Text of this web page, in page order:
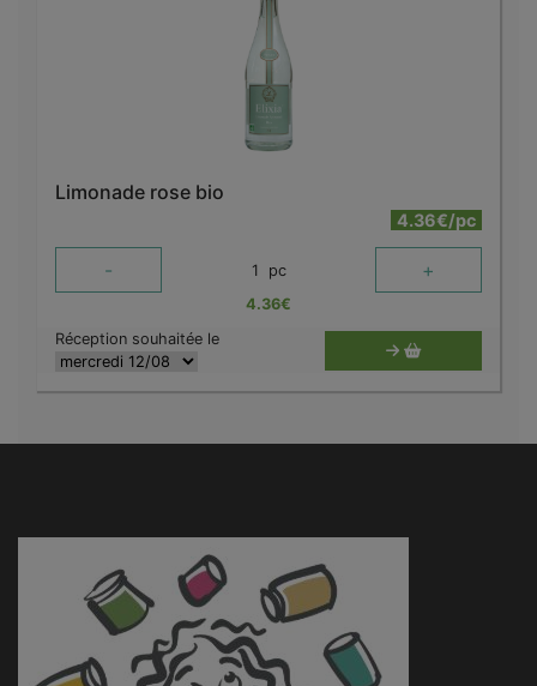
Limonade rose bio
4.36€/pc
- 1 pc +
4.36€
Réception souhaitée le